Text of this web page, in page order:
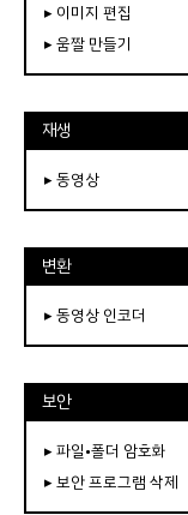
▸ 이미지 편집
▸ 움짤 만들기
재생
▸ 동영상
변환
▸ 동영상 인코더
보안
▸ 파일•폴더 암호화
▸ 보안 프로그램 삭제